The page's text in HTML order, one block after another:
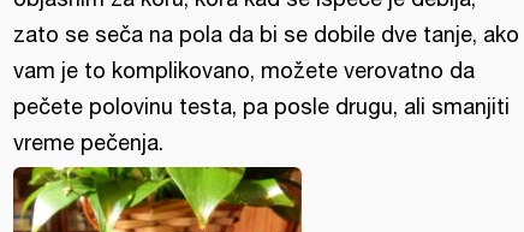
zato se seča na pola da bi se dobile dve tanje, ako
vam je to komplikovano, možete verovatno da
pečete polovinu testa, pa posle drugu, ali smanjiti
vreme pečenja.